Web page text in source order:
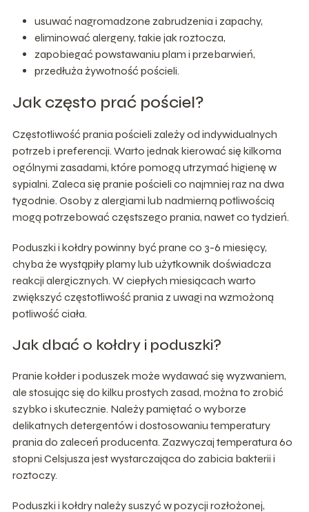
usuwać nagromadzone zabrudzenia i zapachy,
eliminować alergeny, takie jak roztocza,
zapobiegać powstawaniu plam i przebarwień,
przedłuża żywotność pościeli.
Jak często prać pościel?
Częstotliwość prania pościeli zależy od indywidualnych
potrzeb i preferencji. Warto jednak kierować się kilkoma
ogólnymi zasadami, które pomogą utrzymać higienę w
sypialni. Zaleca się pranie pościeli co najmniej raz na dwa
tygodnie. Osoby z alergiami lub nadmierną potliwością
mogą potrzebować częstszego prania, nawet co tydzień.
Poduszki i kołdry powinny być prane co 3-6 miesięcy,
chyba że wystąpiły plamy lub użytkownik doświadcza
reakcji alergicznych. W ciepłych miesiącach warto
zwiększyć częstotliwość prania z uwagi na wzmożoną
potliwość ciała.
Jak dbać o kołdry i poduszki?
Pranie kołder i poduszek może wydawać się wyzwaniem,
ale stosując się do kilku prostych zasad, można to zrobić
szybko i skutecznie. Należy pamiętać o wyborze
delikatnych detergentów i dostosowaniu temperatury
prania do zaleceń producenta. Zazwyczaj temperatura 60
stopni Celsjusza jest wystarczająca do zabicia bakterii i
roztoczy.
Poduszki i kołdry należy suszyć w pozycji rozłożonej,